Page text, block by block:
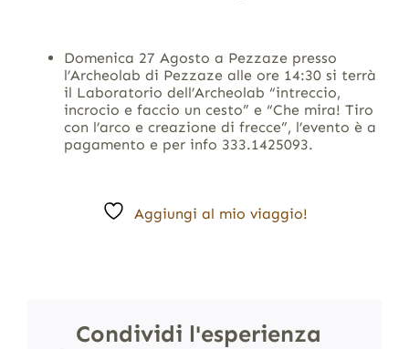
Domenica 27 Agosto a Pezzaze presso
l’Archeolab di Pezzaze alle ore 14:30 si terrà
il Laboratorio dell’Archeolab “intreccio,
incrocio e faccio un cesto” e “Che mira! Tiro
con l’arco e creazione di frecce”, l’evento è a
pagamento e per info 333.1425093.
Aggiungi al mio viaggio!
Condividi l'esperienza